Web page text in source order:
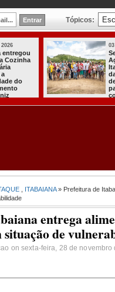
Tópicos:
03 August 2026
Mulher em aparente
surto esfaqueia a
própria mãe em
João Pessoa
ITABAIANA» Prefeitura de
entrega
de
on sexta-feira, 28 de novembro